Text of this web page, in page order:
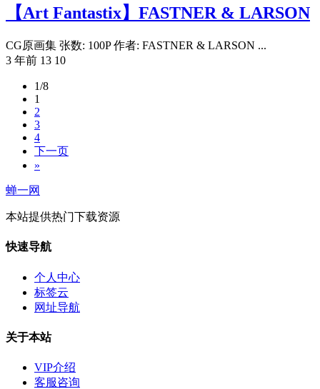
【Art Fantastix】FASTNER & LARSON
CG原画集 张数: 100P 作者: FASTNER & LARSON ...
3 年前 13 10
1/8
1
2
3
4
下一页
»
蝉一网
本站提供热门下载资源
快速导航
个人中心
标签云
网址导航
关于本站
VIP介绍
客服咨询